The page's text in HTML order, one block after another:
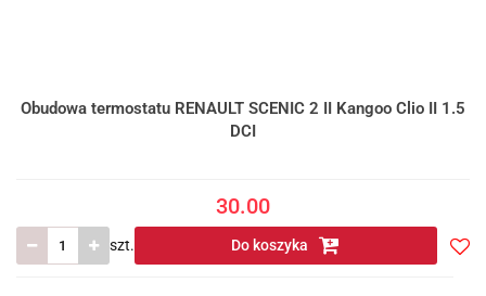
Obudowa termostatu RENAULT SCENIC 2 II Kangoo Clio II 1.5
DCI
30.00
szt. Do koszyka